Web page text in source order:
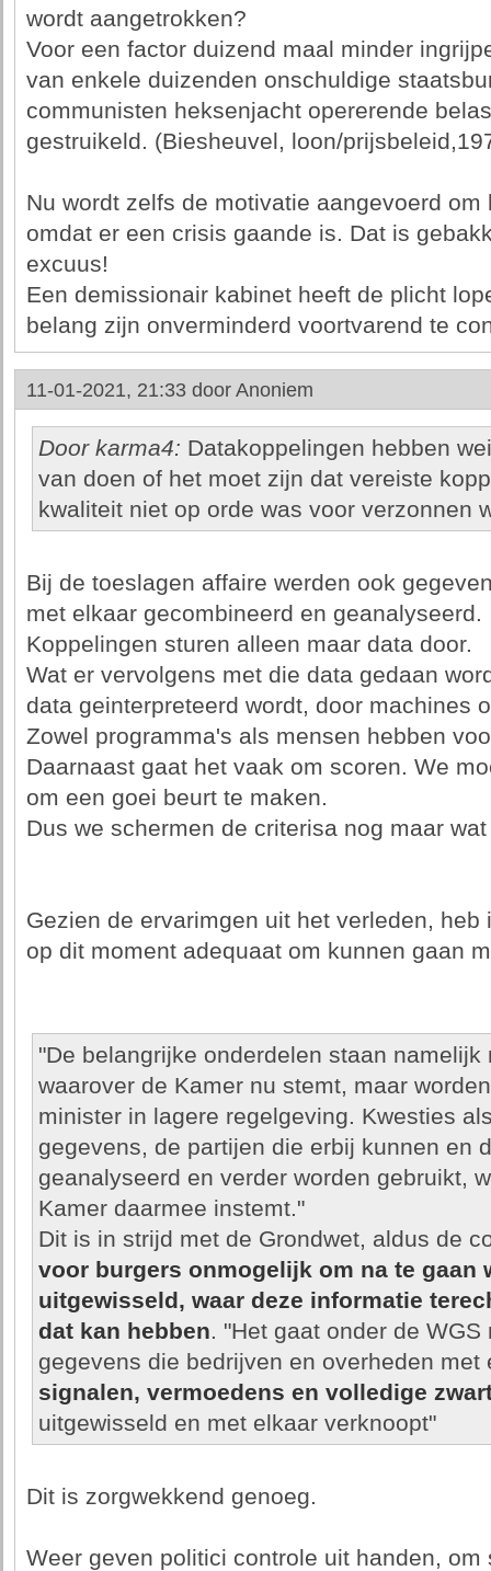
wordt aangetrokken?
Voor een factor duizend maal minder
van enkele duizenden onschuldige
communisten heksenjacht opererende
gestruikeld. (Biesheuvel, loon/
Nu wordt zelfs de motivatie aangevoerd
omdat er een crisis gaande is. Dat is
excuus!
Een demissionair kabinet heeft de plicht
belang zijn onverminderd voortvarend te
11-01-2021, 21:33 door Anoniem
Door karma4: Datakoppelingen hebben
van doen of het moet zijn dat vereiste
kwaliteit niet op orde was voor verzonnen
Bij de toeslagen affaire werden ook
met elkaar gecombineerd en geanalyseerd.
Koppelingen sturen alleen maar data door.
Wat er vervolgens met die data gedaan
data geinterpreteerd wordt, door machines
Zowel programma's als mensen hebben
Daarnaast gaat het vaak om scoren. We
om een goei beurt te maken.
Dus we schermen de criterisa nog maar
Gezien de ervarimgen uit het verleden,
op dit moment adequaat om kunnen gaan
"De belangrijke onderdelen staan
waarover de Kamer nu stemt, maar
minister in lagere regelgeving. Kwesties
gegevens, de partijen die erbij kunnen en
geanalyseerd en verder worden gebruikt,
Kamer daarmee instemt."
Dit is in strijd met de Grondwet, aldus de
voor burgers onmogelijk om na te gaan
uitgewisseld, waar deze informatie
dat kan hebben. "Het gaat onder de
gegevens die bedrijven en overheden
signalen, vermoedens en volledige
uitgewisseld en met elkaar verknoopt"
Dit is zorgwekkend genoeg.
Weer geven politici controle uit handen,